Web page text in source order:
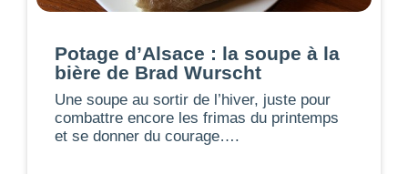
Potage d’Alsace : la soupe à la
bière de Brad Wurscht
Une soupe au sortir de l’hiver, juste pour
combattre encore les frimas du printemps
et se donner du courage….